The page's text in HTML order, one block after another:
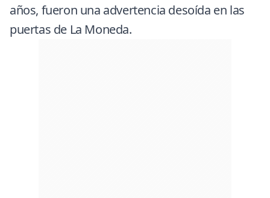
años, fueron una advertencia desoída en las
puertas de La Moneda.